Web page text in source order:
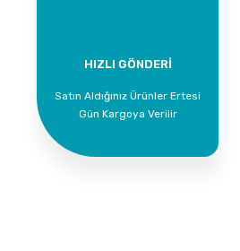
HIZLI GÖNDERİ
Satın Aldığınız Ürünler Ertesi
Gün Kargoya Verilir